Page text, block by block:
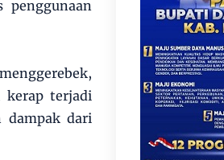
kerap terjadi
dampak dari